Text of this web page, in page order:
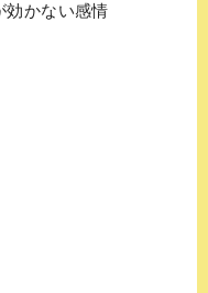
効かない感情